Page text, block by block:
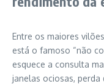
Entre os maiores
está o famoso “não
esquece a consulta
janelas ociosas,